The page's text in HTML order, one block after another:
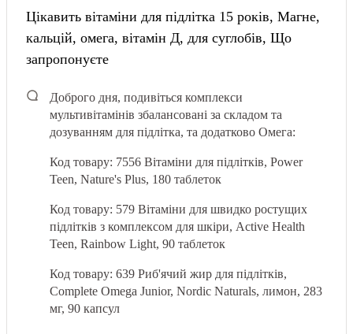
Цікавить вітаміни для підлітка 15 років, Магне,
кальцій, омега, вітамін Д, для суглобів, Що
запропонуєте
Доброго дня, подивіться комплекси
мультивітамінів збалансовані за складом та
дозуванням для підлітка, та додатково Омега:
Код товару: 7556 Вітаміни для підлітків, Power
Teen, Nature's Plus, 180 таблеток
Код товару: 579 Вітаміни для швидко ростущих
підлітків з комплексом для шкіри, Active Health
Teen, Rainbow Light, 90 таблеток
Код товару: 639 Риб'ячий жир для підлітків,
Complete Omega Junior, Nordic Naturals, лимон, 283
мг, 90 капсул